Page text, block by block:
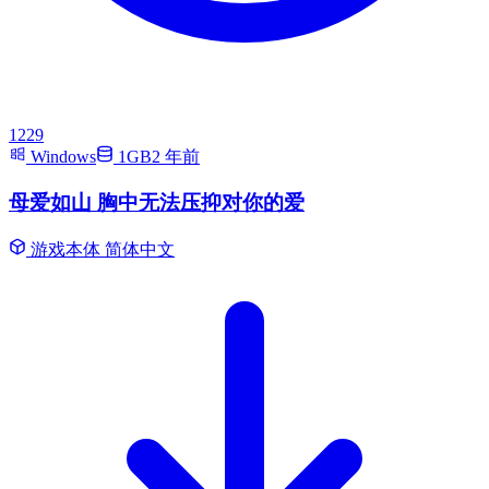
1229
Windows
1GB2 年前
母爱如山 胸中无法压抑对你的爱
游戏本体 简体中文